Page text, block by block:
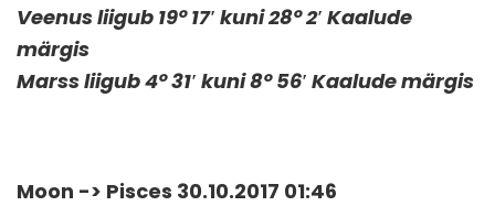
Veenus liigub 19° 17′ kuni 28° 2′ Kaalude
märgis
Marss liigub 4° 31′ kuni 8° 56′ Kaalude märgis
Moon -> Pisces 30.10.2017 01:46